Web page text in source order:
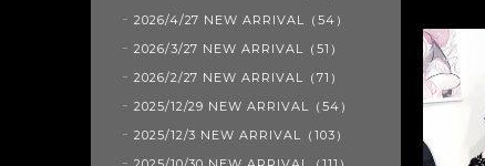
2026/4/27 NEW ARRIVAL（54）
2026/3/27 NEW ARRIVAL（51）
2026/2/27 NEW ARRIVAL（71）
2025/12/29 NEW ARRIVAL（54）
2025/12/3 NEW ARRIVAL（103）